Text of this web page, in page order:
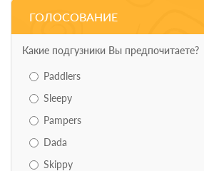
ГОЛОСОВАНИЕ
Какие подгузники Вы предпочитаете?
Paddlers
Sleepy
Pampers
Dada
Skippy